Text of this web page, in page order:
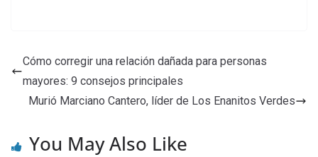
Cómo corregir una relación dañada para personas
mayores: 9 consejos principales
Murió Marciano Cantero, líder de Los Enanitos Verdes
You May Also Like